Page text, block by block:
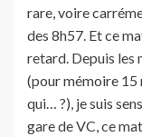
rare, voire
des 8h57. Et ce
retard. Depuis les
(pour mémoire
qui… ?), je suis
gare de VC, ce